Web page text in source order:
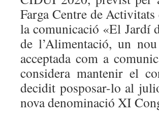
Farga Centre de
la comunicació «El Jardí
de l’Alimentació, un
acceptada com a
considera mantenir el
decidit posposar-lo al
nova denominació XI